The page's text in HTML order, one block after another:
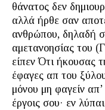
θάνατος δεν
αλλά ήρθε σαν
ανθρώπου, δηλαδή
αμετανοησίας του
είπεν Ότι ήκουσας
έφαγες απὸ του
μόνου μη φαγείν
έργοις σου· εν